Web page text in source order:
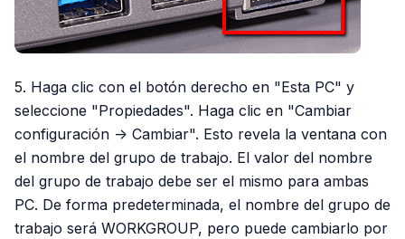
5. Haga clic con el botón derecho en "Esta PC" y
seleccione "Propiedades". Haga clic en "Cambiar
configuración -> Cambiar". Esto revela la ventana con
el nombre del grupo de trabajo. El valor del nombre
del grupo de trabajo debe ser el mismo para ambas
PC. De forma predeterminada, el nombre del grupo de
trabajo será WORKGROUP, pero puede cambiarlo por